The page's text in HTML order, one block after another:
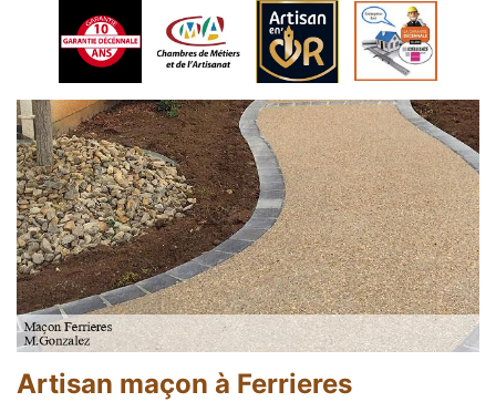
Artisan maçon à Ferrieres